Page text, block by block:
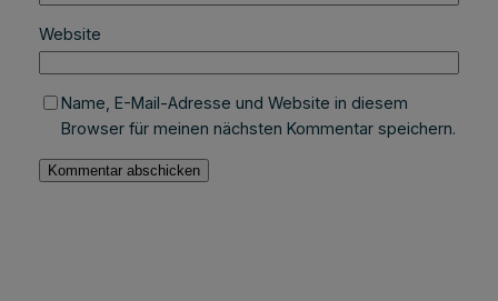
Website
Name, E-Mail-Adresse und Website in diesem
Browser für meinen nächsten Kommentar speichern.